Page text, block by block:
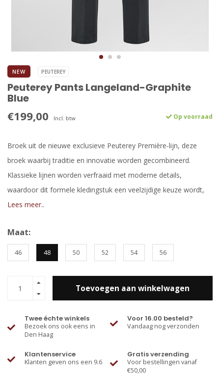
NEW PEUTEREY
Peuterey Pants Langeland-Graphite
Blue
€199,00 Incl. btw Op voorraad
Broek uit de nieuwe exclusieve Peuterey Première-lijn, deze
broek waarbij traditie en innovatie worden gecombineerd.
Klassieke lijnen worden verfraaid met moderne details,
waardoor dit formele kledingstuk een veelzijdige keuze wordt,
Lees meer..
Maat:
46 48 50 52 54 56
Toevoegen aan winkelwagen
Twee échte winkels
Bezoek ons ook eens in
Den Haag
Voor 16.00 besteld?
Vandaag nog verzonden
Klantenservice
Klanten geven ons een 9.6
Gratis verzending
Voor bestellingen vanaf
€50,00